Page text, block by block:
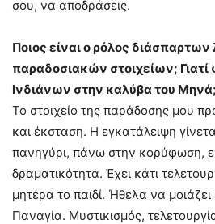
σου, να αποδράσεις.
Ποιος είναι ο ρόλος
παραδοσιακών στοιχείων;
Ινδιάνων στην καλύβα του Μηνά;
Το στοιχείο της παράδοσης μου
και έκσταση. Η εγκατάλειψη
πανηγύρι, πάνω στην κορύφωση,
δραματικότητα. Έχει κάτι
μητέρα το παιδί. Ήθελα να
Παναγία. Μυστικισμός,